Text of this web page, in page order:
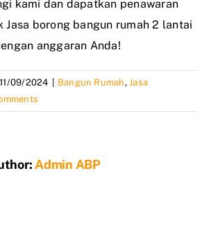
kami dan dapatkan penawaran
Jasa borong bangun rumah 2 lantai
anggaran Anda!
11/09/2024 Bangun Rumah,Jasa
Admin ABP